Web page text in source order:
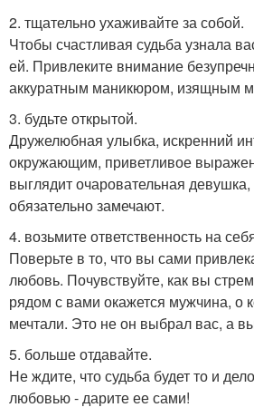
2. тщательно ухаживайте за собой.
Чтобы счастливая судьба узнала
ей. Привлеките внимание
аккуратным маникюром, изящным
3. будьте открытой.
Дружелюбная улыбка, искренний
окружающим, приветливое
выглядит очаровательная
обязательно замечают.
4. возьмите ответственность на
Поверьте в то, что вы сами
любовь. Почувствуйте, как вы
рядом с вами окажется мужчина, о
мечтали. Это не он выбрал вас, а
5. больше отдавайте.
Не ждите, что судьба будет то и
любовью - дарите ее сами!